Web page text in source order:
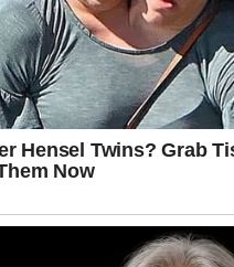
ulazi u najlepši ljubavni
ono što dugo oseća.
susret koji menja sve.